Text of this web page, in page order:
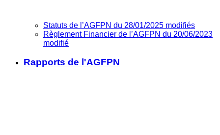
Statuts de l’AGFPN du 28/01/2025 modifiés
Règlement Financier de l’AGFPN du 20/06/2023
modifié
Rapports de l'AGFPN